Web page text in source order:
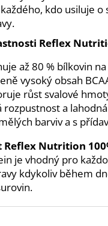
kdo usiluje
Reflex
až 80 % bílkovin
vysoký obsah
růst svalové
rozpustnost a
barviv a s
Reflex Nutrition
je vhodný pro
kdykoliv během
NUTREND EXCELENT
39 Kč